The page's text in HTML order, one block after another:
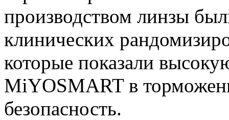
производством линзы
клинических
которые показали
MiYOSMART в
безопасность.